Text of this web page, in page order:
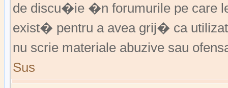
de discu�ie �n forumurile pe care
exist� pentru a avea grij� ca
nu scrie materiale abuzive sau
Sus